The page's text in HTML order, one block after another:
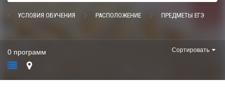
УСЛОВИЯ ОБУЧЕНИЯ РАСПОЛОЖЕНИЕ ПРЕДМЕТЫ ЕГЭ
0 программ Сортировать